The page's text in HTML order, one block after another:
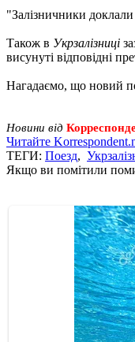
"Залізничники
Також в Укрзалізниці
висунуті відповідні
Нагадаємо, що новий
Новини від
Читайте
ТЕГИ: Поезд,
Якщо ви помітили